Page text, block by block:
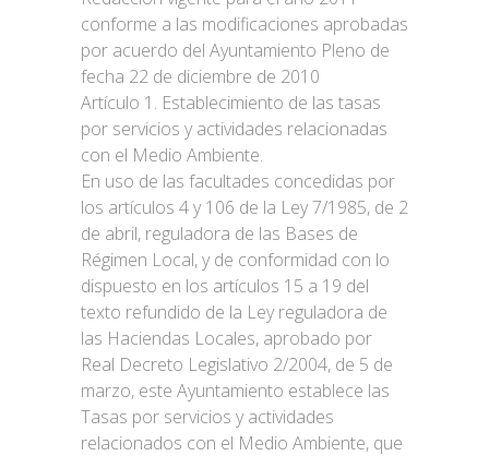
conforme a las modificaciones aprobadas
por acuerdo del Ayuntamiento Pleno de
fecha 22 de diciembre de 2010
Artículo 1. Establecimiento de las tasas
por servicios y actividades relacionadas
con el Medio Ambiente.
En uso de las facultades concedidas por
los artículos 4 y 106 de la Ley 7/1985, de 2
de abril, reguladora de las Bases de
Régimen Local, y de conformidad con lo
dispuesto en los artículos 15 a 19 del
texto refundido de la Ley reguladora de
las Haciendas Locales, aprobado por
Real Decreto Legislativo 2/2004, de 5 de
marzo, este Ayuntamiento establece las
Tasas por servicios y actividades
relacionados con el Medio Ambiente, que